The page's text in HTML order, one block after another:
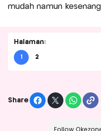
mudah namun
Halaman:
1 2
Share
Follow